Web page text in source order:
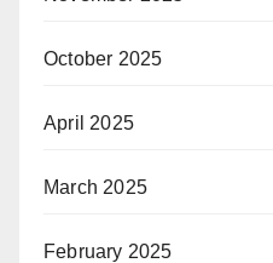
October 2025
April 2025
March 2025
February 2025